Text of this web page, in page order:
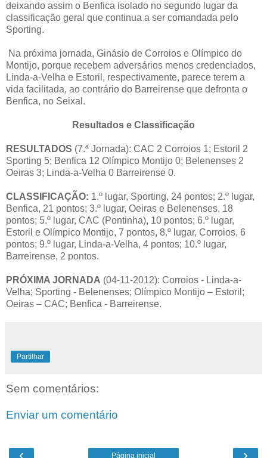
deixando assim o Benfica isolado no segundo lugar da
classificação geral que continua a ser comandada pelo
Sporting.
Na próxima jornada, Ginásio de Corroios e Olímpico do
Montijo, porque recebem adversários menos credenciados,
Linda-a-Velha e Estoril, respectivamente, parece terem a
vida facilitada, ao contrário do Barreirense que defronta o
Benfica, no Seixal.
Resultados e Classificação
RESULTADOS (7.ª Jornada): CAC 2 Corroios 1; Estoril 2
Sporting 5; Benfica 12 Olímpico Montijo 0; Belenenses 2
Oeiras 3; Linda-a-Velha 0 Barreirense 0.
CLASSIFICAÇÃO: 1.º lugar, Sporting, 24 pontos; 2.º lugar,
Benfica, 21 pontos; 3.º lugar, Oeiras e Belenenses, 18
pontos; 5.º lugar, CAC (Pontinha), 10 pontos; 6.º lugar,
Estoril e Olímpico Montijo, 7 pontos, 8.º lugar, Corroios, 6
pontos; 9.º lugar, Linda-a-Velha, 4 pontos; 10.º lugar,
Barreirense, 2 pontos.
PRÓXIMA JORNADA (04-11-2012): Corroios - Linda-a-
Velha; Sporting - Belenenses; Olímpico Montijo – Estoril;
Oeiras – CAC; Benfica - Barreirense.
Partilhar
Sem comentários:
Enviar um comentário
Página inicial